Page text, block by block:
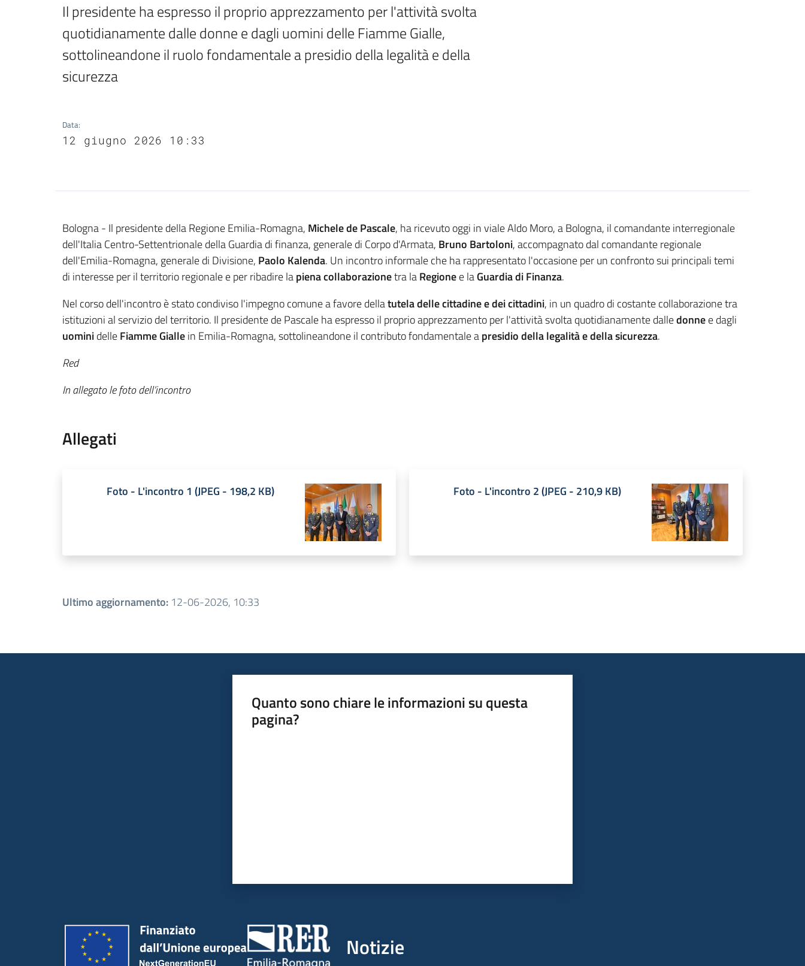
Il presidente ha espresso il proprio apprezzamento per l'attività svolta
quotidianamente dalle donne e dagli uomini delle Fiamme Gialle,
sottolineandone il ruolo fondamentale a presidio della legalità e della
sicurezza
Data:
12 giugno 2026 10:33
Contenuto
Bologna - Il presidente della Regione Emilia-Romagna, Michele de Pascale, ha ricevuto oggi in viale Aldo Moro, a Bologna, il comandante interregionale
dell'Italia Centro-Settentrionale della Guardia di finanza, generale di Corpo d'Armata, Bruno Bartoloni, accompagnato dal comandante regionale
dell'Emilia-Romagna, generale di Divisione, Paolo Kalenda. Un incontro informale che ha rappresentato l'occasione per un confronto sui principali temi
di interesse per il territorio regionale e per ribadire lapiena collaborazionetra laRegionee laGuardia di Finanza.
Nel corso dell'incontro è stato condiviso l'impegno comune a favore dellatutela delle cittadine e dei cittadini, in un quadro di costante collaborazione tra
istituzioni al servizio del territorio. Il presidente de Pascale ha espresso il proprio apprezzamento per l'attività svolta quotidianamente dalledonnee dagli
uominidelleFiamme Giallein Emilia-Romagna, sottolineandone il contributo fondamentale apresidio della legalità e della sicurezza.
Red
In allegato le foto dell’incontro
Allegati
Foto - L'incontro 1 (JPEG - 198,2 KB) Foto - L'incontro 2(JPEG - 210,9 KB)
Ultimo aggiornamento: 12-06-2026, 10:33
Quanto sono chiare le informazioni su questa
pagina?
Notizie